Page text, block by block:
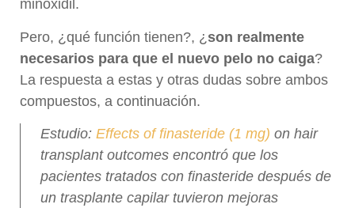
minoxidil.
Pero, ¿qué función tienen?, ¿ son realmente
necesarios para que el nuevo pelo no caiga?
La respuesta a estas y otras dudas sobre ambos
compuestos, a continuación.
Estudio: Effects of finasteride (1 mg) on hair
transplant outcomes encontró que los
pacientes tratados con finasteride después de
un trasplante capilar tuvieron mejoras